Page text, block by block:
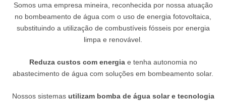
Somos uma empresa mineira, reconhecida por nossa atuação
no bombeamento de água com o uso de energia fotovoltaica,
substituindo a utilização de combustíveis fósseis por energia
limpa e renovável.
Reduza custos com energiae tenha autonomia no
abastecimento de água com soluções em bombeamento solar.
Nossos sistemas utilizam bomba de água solar e tecnologia